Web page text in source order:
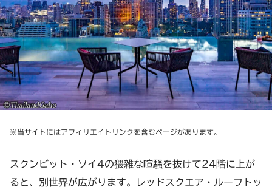
※当サイトにはアフィリエイトリンクを含むページがあります。
スクンビット・ソイ4の猥雑な喧騒を抜けて24階に上が
ると、別世界が広がります。レッドスクエア・ルーフトッ